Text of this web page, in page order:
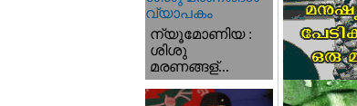
ന്യൂമോണിയ :
ശിശു
മരണങ്ങള്...